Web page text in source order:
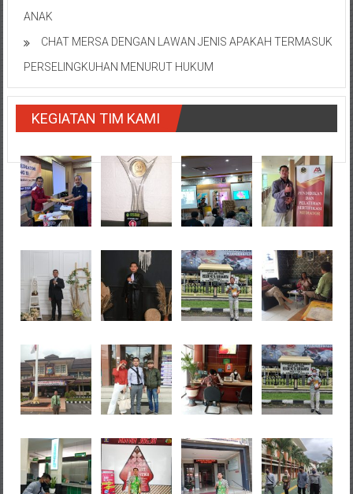
ANAK
CHAT MERSA DENGAN LAWAN JENIS APAKAH TERMASUK
PERSELINGKUHAN MENURUT HUKUM
KEGIATAN TIM KAMI